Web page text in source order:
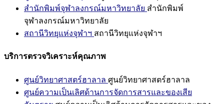
สำนักพิมพ์จุฬาลงกรณ์มหาวิทยาลัย สำนักพิมพ์
จุฬาลงกรณ์มหาวิทยาลัย
สถานีวิทยุแห่งจุฬาฯ สถานีวิทยุแห่งจุฬาฯ
บริการตรวจวิเคราะห์คุณภาพ
ศูนย์วิทยาศาสตร์ฮาลาล ศูนย์วิทยาศาสตร์ฮาลาล
ศูนย์ความเป็นเลิศด้านการจัดการสารและของเสีย